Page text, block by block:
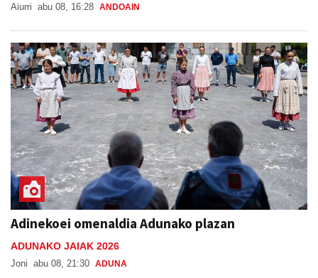
Aiurri abu 08, 16:28 ANDOAIN
Adinekoei omenaldia Adunako plazan
ADUNAKO JAIAK 2026
Joni abu 08, 21:30 ADUNA